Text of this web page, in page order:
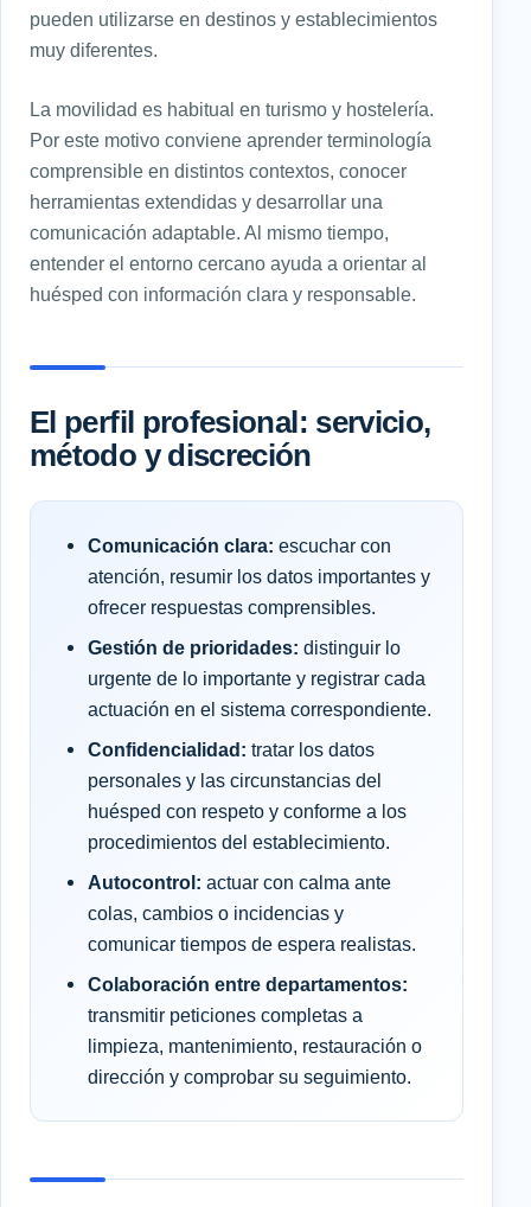
pueden utilizarse en destinos y establecimientos
muy diferentes.
La movilidad es habitual en turismo y hostelería.
Por este motivo conviene aprender terminología
comprensible en distintos contextos, conocer
herramientas extendidas y desarrollar una
comunicación adaptable. Al mismo tiempo,
entender el entorno cercano ayuda a orientar al
huésped con información clara y responsable.
El perfil profesional: servicio,
método y discreción
Comunicación clara: escuchar con
atención, resumir los datos importantes y
ofrecer respuestas comprensibles.
Gestión de prioridades: distinguir lo
urgente de lo importante y registrar cada
actuación en el sistema correspondiente.
Confidencialidad: tratar los datos
personales y las circunstancias del
huésped con respeto y conforme a los
procedimientos del establecimiento.
Autocontrol: actuar con calma ante
colas, cambios o incidencias y
comunicar tiempos de espera realistas.
Colaboración entre departamentos:
transmitir peticiones completas a
limpieza, mantenimiento, restauración o
dirección y comprobar su seguimiento.